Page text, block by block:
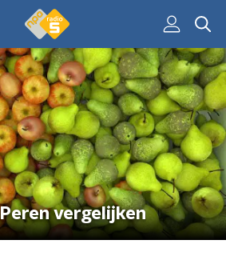
vergelijken